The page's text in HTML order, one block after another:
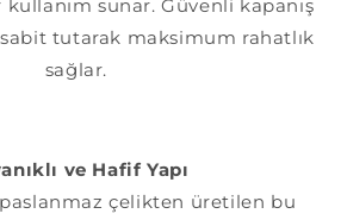
sunar. Güvenli kapanış
tutarak maksimum rahatlık
sağlar.
ve Hafif Yapı
çelikten üretilen bu